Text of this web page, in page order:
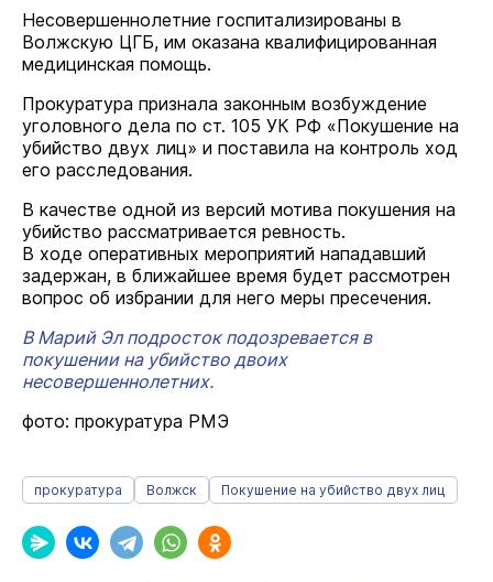
Несовершеннолетние госпитализированы в
Волжскую ЦГБ, им оказана квалифицированная
медицинская помощь.
Прокуратура признала законным возбуждение
уголовного дела по ст. 105 УК РФ «Покушение на
убийство двух лиц» и поставила на контроль ход
его расследования.
В качестве одной из версий мотива покушения на
убийство рассматривается ревность.
В ходе оперативных мероприятий нападавший
задержан, в ближайшее время будет рассмотрен
вопрос об избрании для него меры пресечения.
В Марий Эл подросток подозревается в
покушении на убийство двоих
несовершеннолетних.
фото: прокуратура РМЭ
прокуратура Волжск Покушение на убийство двух лиц